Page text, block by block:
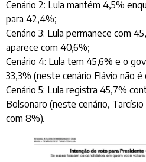
Cenário 2: Lula mantém 4,5%
para 42,4%;
Cenário 3: Lula permanece com
aparece com 40,6%;
Cenário 4: Lula tem 45,6% e o
33,3% (neste cenário Flávio não é
Cenário 5: Lula registra 45,7%
Bolsonaro (neste cenário,
com 8%).